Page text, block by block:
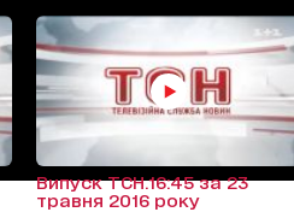
Випуск ТСН.16:45 за 23
травня 2016 року